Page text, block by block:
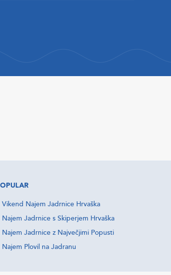
Vikend Najem Jadrnice Hrvaška
Najem Jadrnice s Skiperjem Hrvaška
Najem Jadrnice z Največjimi Popusti
Najem Plovil na Jadranu